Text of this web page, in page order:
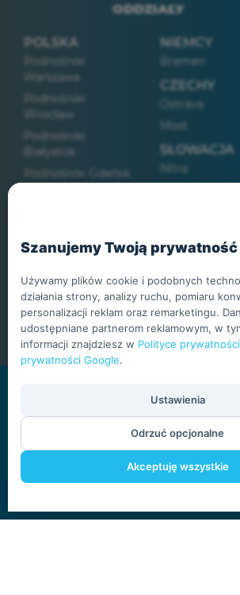
ODDZIAŁY
POLSKA
Podnośniki
Warszawa
Podnośniki
Wrocław
Podnośniki
Białystok
Podnośniki Gdańsk
Szczecin
Podnośniki
Bełchatów
Podnośniki Tychy
NIEMCY
Bremen
CZECHY
Ostrava
Most
SŁOWACJA
Nitra
Copyright © 1995 - 2026
k.Wszelkie prawa
Polityka
Szanujemy Twoją prywatność
Używamy plików cookie i podobnych
działania strony, analizy ruchu, pomiaru
personalizacji reklam oraz remarketingu.
udostępniane partnerom reklamowym, w
informacji znajdziesz w Polityce prywatności
prywatności Google.
Ustawienia
Odrzuć opcjonalne
Akceptuję wszystkie